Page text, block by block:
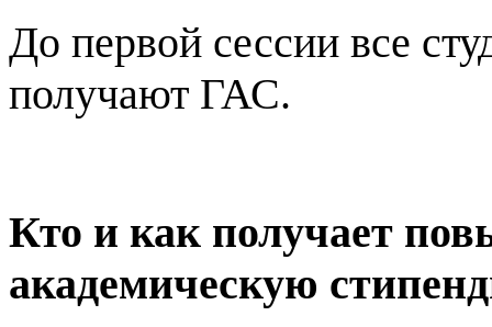
До первой сессии все
получают ГАС.
Кто и как получает
академическую